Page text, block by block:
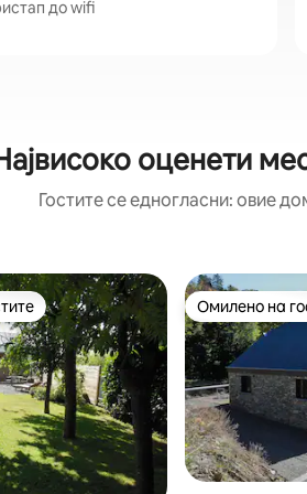
до wifi
оценети
Гостите се едногласни: овие
„Омилени на гостите“ Омилено на
Омилено на